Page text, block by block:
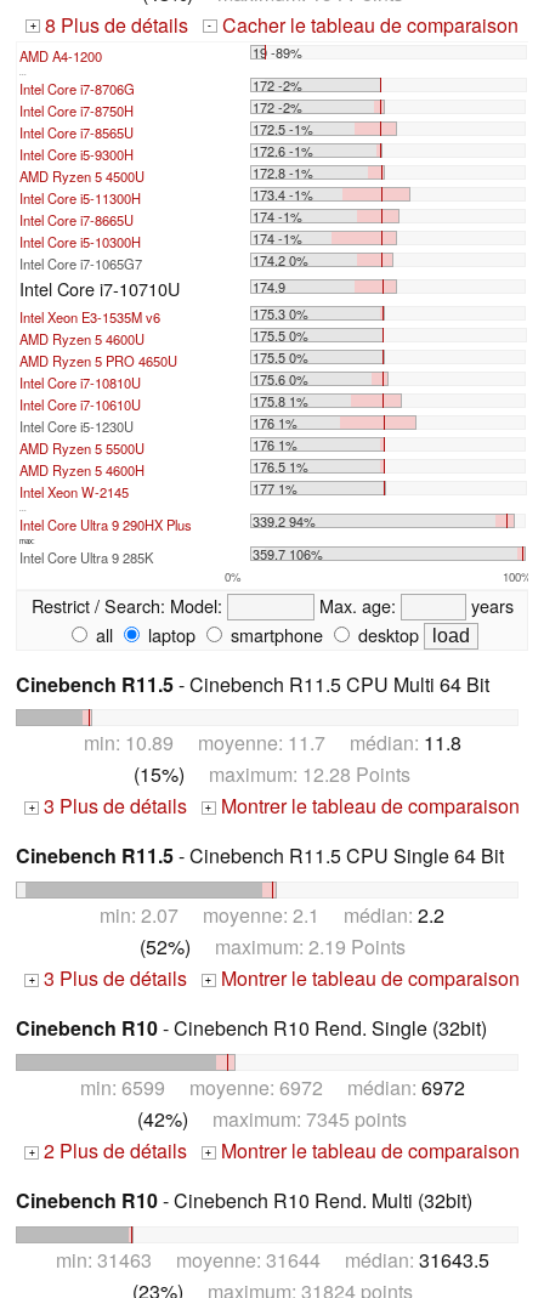
+ 8 Plus de détails - Cacher le tableau de comparaison
AMD A4-1200 19 -89%
Intel Core i7-8706G
172 -2%
Intel Core i7-8750H
172 -2%
Intel Core i7-8565U
172.5 -1%
Intel Core i5-9300H
172.6 -1%
AMD Ryzen 5 4500U
172.8 -1%
Intel Core i5-11300H
173.4 -1%
Intel Core i7-8665U
174 -1%
Intel Core i5-10300H
174 -1%
Intel Core i7-1065G7
174.2 0%
Intel Core i7-10710U
174.9
Intel Xeon E3-1535M v6
175.3 0%
AMD Ryzen 5 4600U
175.5 0%
AMD Ryzen 5 PRO 4650U
175.5 0%
Intel Core i7-10810U
175.6 0%
Intel Core i7-10610U
175.8 1%
Intel Core i5-1230U
176 1%
AMD Ryzen 5 5500U
176 1%
AMD Ryzen 5 4600H
176.5 1%
Intel Xeon W-2145
177 1%
Intel Core Ultra 9 290HX Plus 339.2 94%
max:
Intel Core Ultra 9 285K 359.7 106%
0% 100%
Restrict / Search: Model: Max. age:
years
all
laptop smartphone desktop
Cinebench R11.5- Cinebench R11.5 CPU Multi 64 Bit
min: 10.89 moyenne: 11.7 médian: 11.8
(15%) maximum: 12.28 Points
+ 3 Plus de détails + Montrer le tableau de comparaison
Cinebench R11.5- Cinebench R11.5 CPU Single 64 Bit
min: 2.07 moyenne: 2.1 médian: 2.2
(52%) maximum: 2.19 Points
+ 3 Plus de détails + Montrer le tableau de comparaison
Cinebench R10- Cinebench R10 Rend. Single (32bit)
min: 6599 moyenne: 6972 médian: 6972
(42%) maximum: 7345 points
+ 2 Plus de détails + Montrer le tableau de comparaison
Cinebench R10- Cinebench R10 Rend. Multi (32bit)
min: 31463 moyenne: 31644 médian: 31643.5
(23%) maximum: 31824 points